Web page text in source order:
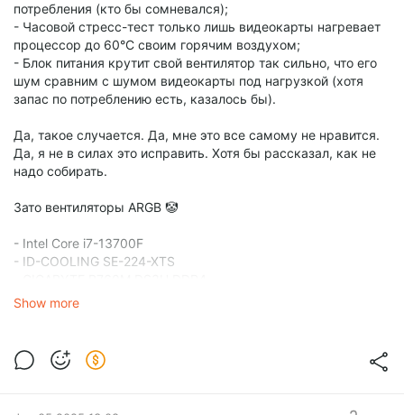
потребления (кто бы сомневался);
- Часовой стресс-тест только лишь видеокарты нагревает
процессор до 60°C своим горячим воздухом;
- Блок питания крутит свой вентилятор так сильно, что его
шум сравним с шумом видеокарты под нагрузкой (хотя
запас по потреблению есть, казалось бы).
Да, такое случается. Да, мне это все самому не нравится.
Да, я не в силах это исправить. Хотя бы рассказал, как не
надо собирать.
Зато вентиляторы ARGB 🤡
- Intel Core i7-13700F
- ID-COOLING SE-224-XTS
- Crucial [CT16G4DFRA32A] 2*16 ГБ 3200 МГц
- Palit GeForce RTX 4070 Ti SUPER JetStream OC
- ZALMAN ZM700-LXII
Show more